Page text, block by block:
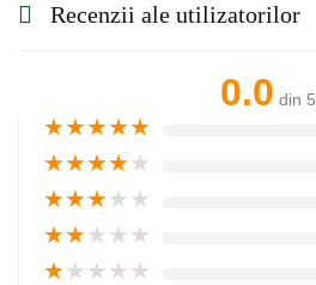
Recenzii ale utilizatorilor
0.0 din 5
★★★★★
★★★★★
★★★★★
★★★★★
★★★★★